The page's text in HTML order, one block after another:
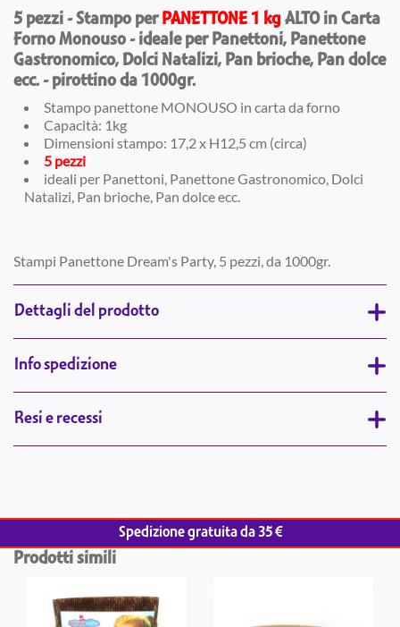
5 pezzi - Stampo perPANETTONE 1 kgALTO in Carta
Forno Monouso - ideale per Panettoni, Panettone
Gastronomico, Dolci Natalizi, Pan brioche, Pan dolce
ecc. - pirottino da 1000gr.
Stampo panettone MONOUSO in carta da forno
Capacità: 1kg
Dimensioni stampo: 17,2 x H12,5 cm (circa)
5 pezzi
ideali per Panettoni, Panettone Gastronomico, Dolci
Natalizi, Pan brioche, Pan dolce ecc.
Stampi Panettone Dream's Party, 5 pezzi, da 1000gr.
Dettagli del prodotto
Info spedizione
Resi e recessi
Spedizione gratuita da 35 €
Prodotti simili